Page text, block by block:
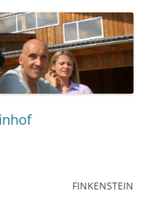
FINKENSTEIN